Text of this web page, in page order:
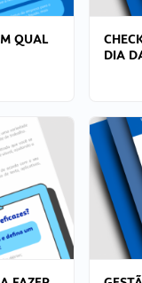
QUAL
DIA